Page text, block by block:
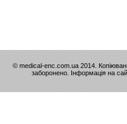
© medical-enc.com.ua 2014.
заборонено. Інформація на